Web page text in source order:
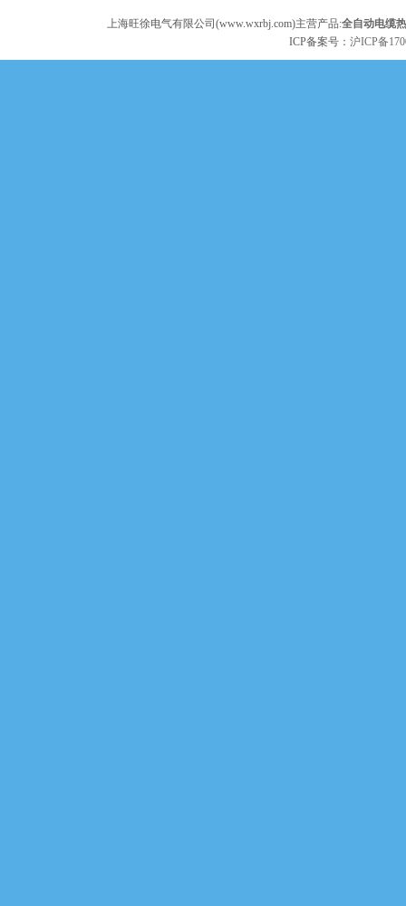
上海旺徐电气有限公司(www.wxrbj.com)主营产品:全自动电缆
ICP备案号：沪ICP备